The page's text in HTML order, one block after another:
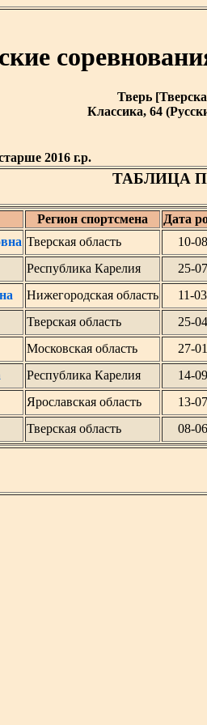
Тверь
Классика, 64
2016 г.р.
ТАБЛИЦА
Регион спортсмена Дата
Тверская область 10-
Республика Карелия 25-
Нижегородская область 11-
Тверская область 25-
Московская область 27-
Республика Карелия 14-
Ярославская область 13-
Тверская область 08-